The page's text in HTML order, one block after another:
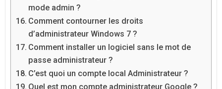
mode admin ?
Comment contourner les droits
d’administrateur Windows 7 ?
Comment installer un logiciel sans le mot de
passe administrateur ?
C’est quoi un compte local Administrateur ?
Quel est mon compte administrateur Google ?